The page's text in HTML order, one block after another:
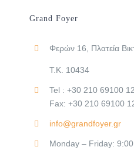
Grand Foyer
Φερών 16, Πλατεία
Τ.Κ. 10434
Tel : +30 210 69100 12
Fax: +30 210 69100
info@grandfoyer.gr
Monday – Friday: